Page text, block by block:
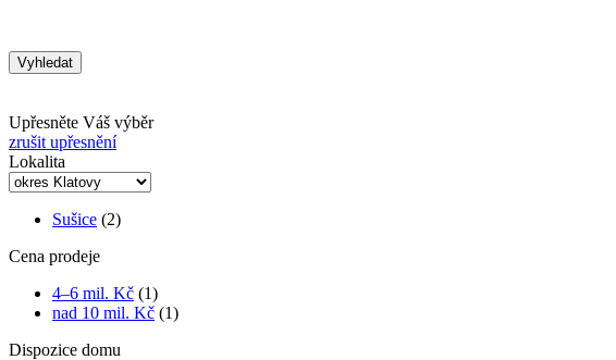
Upřesněte Váš výběr
zrušit upřesnění
Lokalita
Sušice (2)
Cena prodeje
4–6 mil. Kč (1)
nad 10 mil. Kč (1)
Dispozice domu